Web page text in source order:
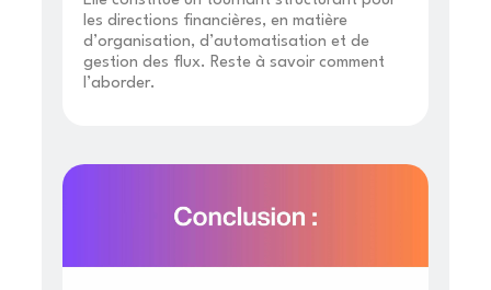
les directions financières, en matière
d’organisation, d’automatisation et de
gestion des flux. Reste à savoir comment
l’aborder.